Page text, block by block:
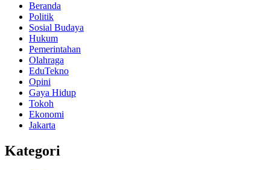
Beranda
Politik
Sosial Budaya
Hukum
Pemerintahan
Olahraga
EduTekno
Opini
Gaya Hidup
Tokoh
Ekonomi
Jakarta
Kategori